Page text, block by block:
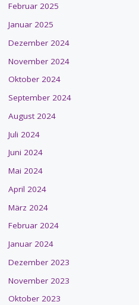
Februar 2025
Januar 2025
Dezember 2024
November 2024
Oktober 2024
September 2024
August 2024
Juli 2024
Juni 2024
Mai 2024
April 2024
März 2024
Februar 2024
Januar 2024
Dezember 2023
November 2023
Oktober 2023